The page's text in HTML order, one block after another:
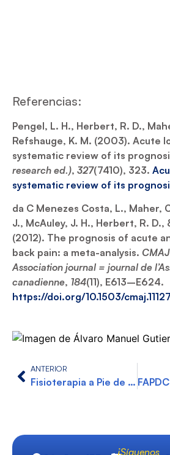
Referencias:
Pengel, L. H., Herbert, R. D.,
Refshauge, K. M. (2003). Acute
systematic review of its
research ed.), 327(7410), 323.
systematic review of its
da C Menezes Costa, L., Maher,
J., McAuley, J. H., Herbert, R. D.,
(2012). The prognosis of acute
back pain: a meta-analysis.
Association journal = journal de
canadienne, 184(11), E613–E624.
https://doi.org/10.1503/cmaj.11127
ANTERIOR
Fisioterapia a Pie de Camilla: Carga precoz tras una cirugía de tobillo
¡Síguenos